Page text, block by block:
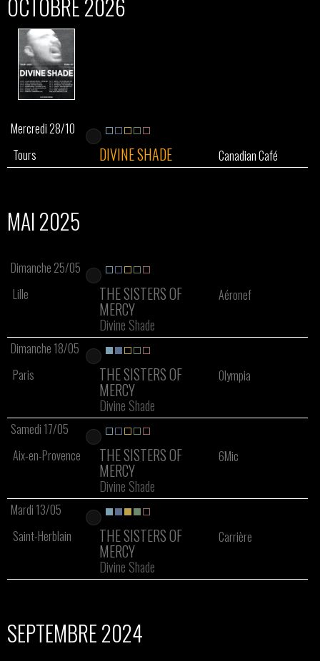
OCTOBRE 2026
Mercredi 28/10
Tours
DIVINE SHADE Canadian Café
MAI 2025
Dimanche 25/05
Lille
THE SISTERS OF
MERCY
Divine Shade
Aéronef
Dimanche 18/05
Paris
THE SISTERS OF
MERCY
Divine Shade
Olympia
Samedi 17/05
Aix-en-Provence
THE SISTERS OF
MERCY
Divine Shade
6Mic
Mardi 13/05
Saint-Herblain
THE SISTERS OF
MERCY
Divine Shade
Carrière
SEPTEMBRE 2024